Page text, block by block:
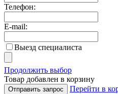
Телефон:
E-mail:
Выезд специалиста
Продолжить выбор
Товар добавлен в корзину
Отправить запрос Перейти в